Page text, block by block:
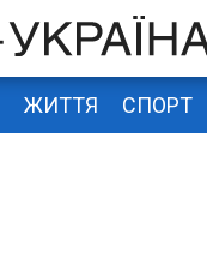
ЖИТТЯ СПОРТ